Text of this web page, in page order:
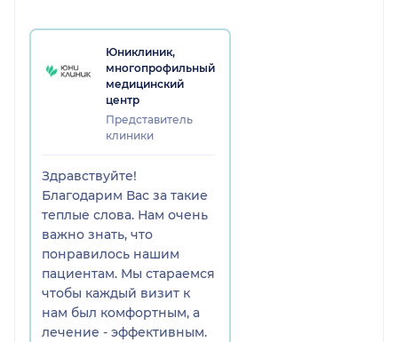
Юниклиник,
многопрофильный
медицинский
центр
Представитель
клиники
Здравствуйте!
Благодарим Вас за такие
теплые слова. Нам очень
важно знать, что
понравилось нашим
пациентам. Мы стараемся
чтобы каждый визит к
нам был комфортным, а
лечение - эффективным.